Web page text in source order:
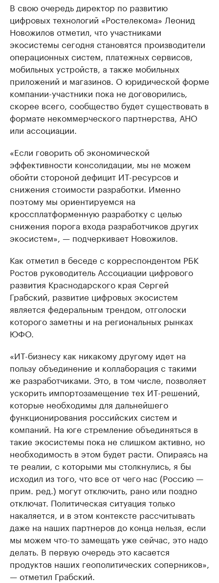
В свою очередь директор по развитию
цифровых технологий «Ростелекома» Леонид
Новожилов отметил, что участниками
экосистемы сегодня становятся производители
операционных систем, платежных сервисов,
мобильных устройств, а также мобильных
приложений и магазинов. О юридической форме
компании-участники пока не договорились,
скорее всего, сообщество будет существовать в
формате некоммерческого партнерства, АНО
или ассоциации.
«Если говорить об экономической
эффективности консолидации, мы не можем
обойти стороной дефицит ИТ-ресурсов и
снижения стоимости разработки. Именно
поэтому мы ориентируемся на
кроссплатформенную разработку с целью
снижения порога входа разработчиков других
экосистем», — подчеркивает Новожилов.
Как отметил в беседе с корреспондентом РБК
Ростов руководитель Ассоциации цифрового
развития Краснодарского края Сергей
Грабский, развитие цифровых экосистем
является федеральным трендом, отголоски
которого заметны и на региональных рынках
ЮФО.
«ИТ-бизнесу как никакому другому идет на
пользу объединение и коллаборация с такими
же разработчиками. Это, в том числе, позволяет
ускорить импортозамещение тех ИТ-решений,
которые необходимы для дальнейшего
функционирования российских систем и
компаний. На юге стремление объединяться в
такие экосистемы пока не слишком активно, но
необходимость в этом будет расти. Опираясь на
те реалии, с которыми мы столкнулись, я бы
исходил из того, что все от чего нас (Россию —
прим. ред.) могут отключить, рано или поздно
отключат. Политическая ситуация только
накаляется, и в этом контексте рассчитывать
даже на наших партнеров до конца нельзя, если
мы можем что-то замещать уже сейчас, это надо
делать. В первую очередь это касается
продуктов наших геополитических соперников»,
— отметил Грабский.